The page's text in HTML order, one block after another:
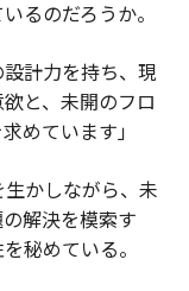
るのだろうか。
計力を持ち、現
と、未開のフロ
めています」
かしながら、未
解決を模索す
秘めている。